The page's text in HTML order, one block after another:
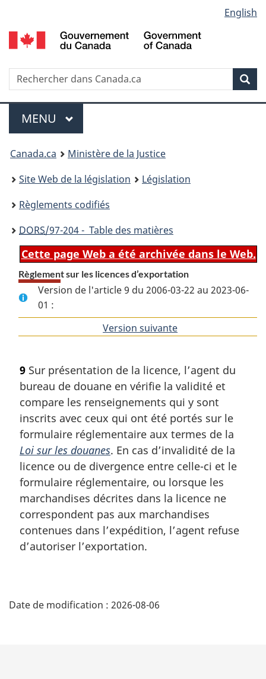
au
contenu
propos
de
la
HTML
simplifiée
selection
English
Recherche
Menu
MENU PRINCIPAL
You
are
here:
Canada.ca
Ministère de la Justice
Site Web de la législation
Législation
Règlements codifiés
DORS/97-204 - Table des matières
Cette page Web a été archivée dans le Web.
Règlement sur les licences d’exportation
Version de l'article 9 du 2006-03-22 au 2023-06-
01 :
Version suivante
9 Sur présentation de la licence, l’agent du
bureau de douane en vérifie la validité et
compare les renseignements qui y sont
inscrits avec ceux qui ont été portés sur le
formulaire réglementaire aux termes de la
Loi sur les douanes. En cas d’invalidité de la
licence ou de divergence entre celle-ci et le
formulaire réglementaire, ou lorsque les
marchandises décrites dans la licence ne
correspondent pas aux marchandises
contenues dans l’expédition, l’agent refuse
d’autoriser l’exportation.
é
Date de modification : 2026-08-06